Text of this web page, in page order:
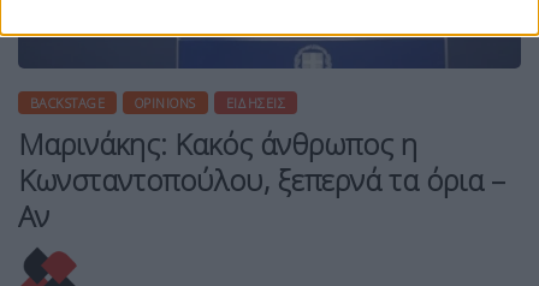
BACKSTAGE OPINIONS ΕΙΔΉΣΕΙΣ
Μαρινάκης: Κακός άνθρωπος η
Κωνσταντοπούλου, ξεπερνά τα όρια –
Αν